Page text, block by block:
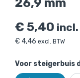
26,9 mm
€5,40 incl.
€ 4,46 excl. BTW
Voor steigerbuis